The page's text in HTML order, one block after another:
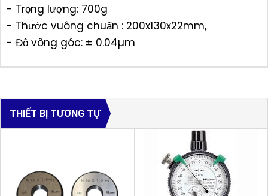
- Trọng lượng: 700g
- Thước vuông chuẩn : 200x130x22mm,
- Độ vông góc: ± 0.04µm
THIẾT BỊ TƯƠNG TỰ